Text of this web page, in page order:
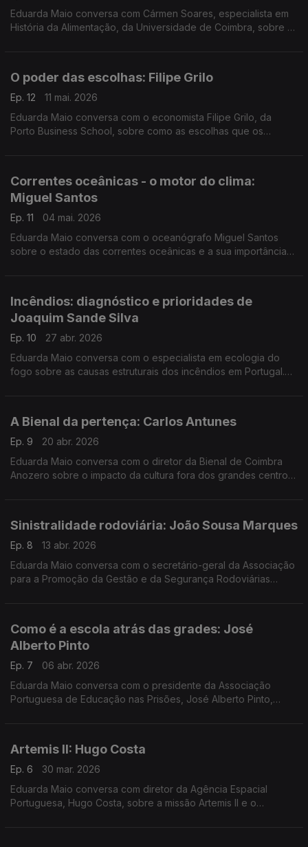
Eduarda Maio conversa com Cármen Soares, especialista em
História da Alimentação, da Universidade de Coimbra, sobre o
O poder das escolhas: Filipe Grilo
Ep. 12
11 mai. 2026
Eduarda Maio conversa com o economista Filipe Grilo, da
Porto Business School, sobre como as escolhas que os
Correntes oceânicas - o motor do clima:
Miguel Santos
Ep. 11
04 mai. 2026
Eduarda Maio conversa com o oceanógrafo Miguel Santos
sobre o estado das correntes oceânicas e a sua importância
Incêndios: diagnóstico e prioridades de
Joaquim Sande Silva
Ep. 10
27 abr. 2026
Eduarda Maio conversa com o especialista em ecologia do
fogo sobre as causas estruturais dos incêndios em Portugal.
A Bienal da pertença: Carlos Antunes
Ep. 9
20 abr. 2026
Eduarda Maio conversa com o diretor da Bienal de Coimbra
Anozero sobre o impacto da cultura fora dos grandes centros
Sinistralidade rodoviária: João Sousa Marques
Ep. 8
13 abr. 2026
Eduarda Maio conversa com o secretário-geral da Associação
para a Promoção da Gestão e da Segurança Rodoviárias
Como é a escola atrás das grades: José
Alberto Pinto
Ep. 7
06 abr. 2026
Eduarda Maio conversa com o presidente da Associação
Portuguesa de Educação nas Prisões, José Alberto Pinto,
Artemis II: Hugo Costa
Ep. 6
30 mar. 2026
Eduarda Maio conversa com diretor da Agência Espacial
Portuguesa, Hugo Costa, sobre a missão Artemis II e o